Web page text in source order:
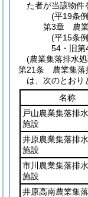
た者が当該物件
(平19条
第3章
農
(平15条
54・旧第
(農業集落排水
第21条
農業集
は、次のとおり
名称
戸山農業集落排
施設
井原農業集落排
施設
市川農業集落排
施設
井原高南農業集